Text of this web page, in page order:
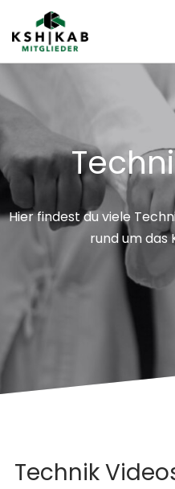
Zum
Inhalt
Hier findest du viele
rund um das
Technik